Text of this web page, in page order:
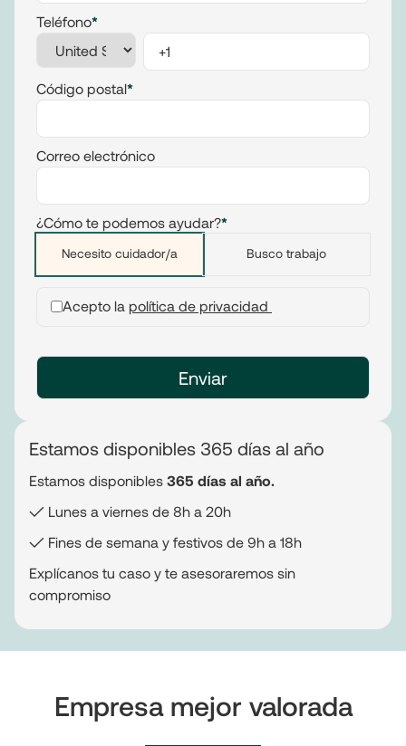
Teléfono*
Código postal*
Correo electrónico
¿Cómo te podemos ayudar?*
Necesito cuidador/a Busco trabajo
Acepto la política de privacidad
Estamos disponibles 365 días al año
Estamos disponibles 365 días al año.
✓ Lunes a viernes de 8h a 20h
✓ Fines de semana y festivos de 9h a 18h
Explícanos tu caso y te asesoraremos sin
compromiso
Empresa mejor valorada